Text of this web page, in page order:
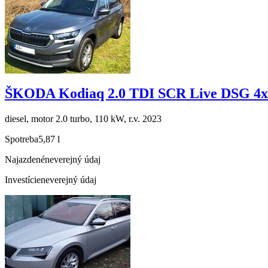
ŠKODA Kodiaq 2.0 TDI SCR Live DSG
diesel, motor 2.0 turbo, 110 kW, r.v. 2023
Spotreba5,87 l
Najazdenéneverejný údaj
Investícieneverejný údaj